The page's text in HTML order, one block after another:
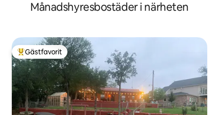
Månadshyresbostäder i närheten
Populär gästfavorit
Gästfavorit